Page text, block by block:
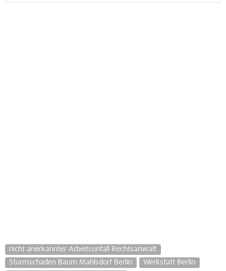
nicht anerkannter Arbeitsunfall Rechtsanwalt
Sturmschaden Baum Mahlsdorf Berlin
Werkstatt Berlin